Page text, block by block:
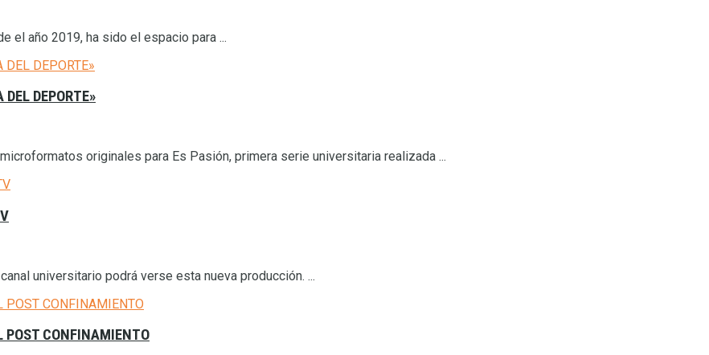
el año 2019, ha sido el espacio para ...
DEPORTE»
originales para Es Pasión, primera serie universitaria realizada ...
universitario podrá verse esta nueva producción. ...
POST CONFINAMIENTO